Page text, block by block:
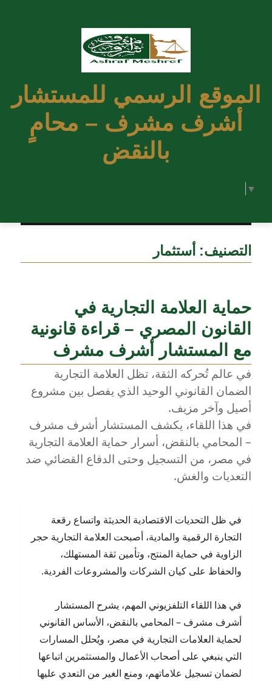
الموقع الرسمي للمستشار
أشرف مشرف – محامٍ
بالنقض
▼
التصنيف: أستثمار
حماية العلامة التجارية في
القانون المصري – قراءة قانونية
مع المستشار أشرف مشرف
في عالم تُحركه الثقة، تظل العلامة التجارية
الضمان القانوني الوحيد الذي يفصل بين مشروع
أصيل وآخر مزيف.
في هذا اللقاء، يكشف المستشار أشرف مشرف
– المحامي بالنقض، أسرار حماية العلامة التجارية
في مصر، من التسجيل وحتى الدفاع القضائي ضد
التعديات والغش.
في ظل التحديات الاقتصادية الحديثة واتساع رقعة
التجارة الرقمية والمادية، أصبحت العلامة التجارية حجر
الزاوية في حماية المنتج، وتأمين ثقة المستهلك،
والحفاظ على كيان الشركات والمشروعات الفردية.
في هذا اللقاء التلفزيوني المهم، يشرح المستشار
أشرف مشرف – المحامي بالنقض، الأساس القانوني
لحماية العلامات التجارية في مصر، ويُحلل المسارات
التي ينبغي على أصحاب الأعمال والمستثمرين اتباعها
لضمان تسجيل علاماتهم، ومنع الغير من التعدي عليها